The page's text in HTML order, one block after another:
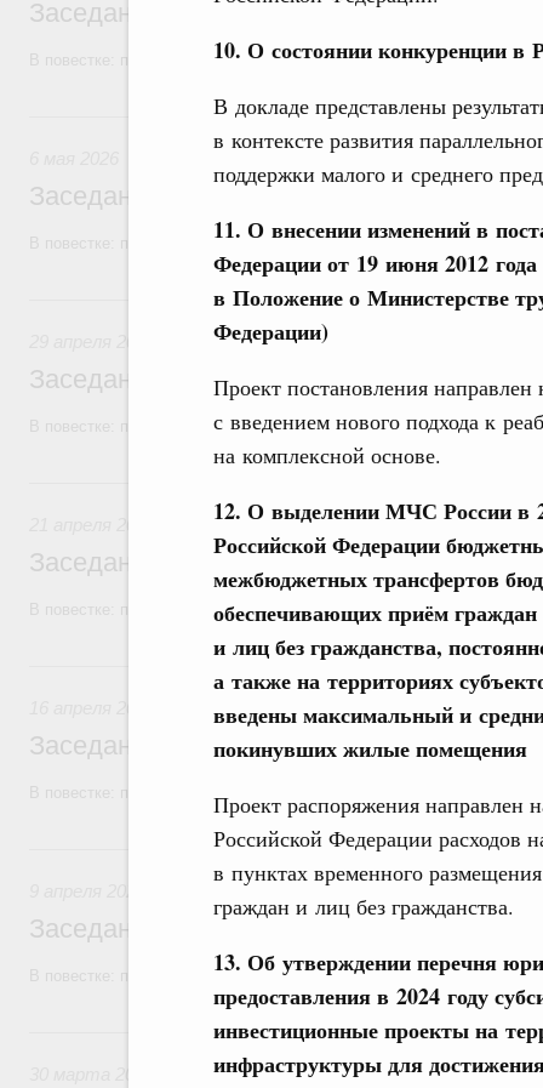
10. О состоянии конкуренции в
В докладе представлены
в контексте развития
поддержки малого и среднего
11. О внесении изменений в
Федерации от 19 июня 2012
в Положение о Министерстве
Федерации)
Проект постановления
с введением нового подхода к
на комплексной основе.
12. О выделении МЧС России в
Российской Федерации
межбюджетных трансфертов
обеспечивающих приём
и лиц без гражданства,
а также на территориях
введены максимальный и
покинувших жилые помещения
Проект распоряжения направлен
Российской Федерации расходов
в пунктах временного
граждан и лиц без гражданства.
13. Об утверждении перечня
предоставления в 2024 году
инвестиционные проекты на
инфраструктуры для
Заседание Правительства (2026 год,
В повестке: проекты федеральных законов, бюджетные
6 мая, среда
Заседание Правительства (2026 год,
В повестке: проекты федеральных законов, бюджетные
29 апреля, среда
Заседание Правительства (2026 год,
В повестке: проекты федеральных законов.
Заседание Правительства (2026 год,
В повестке: проекты федеральных законов.
16 апреля, четверг
Заседание Правительства (2026 год,
9 апреля, четверг
Заседание Правительства (2026 год,
В повестке: проекты федеральных законов.
30 марта, понедельник